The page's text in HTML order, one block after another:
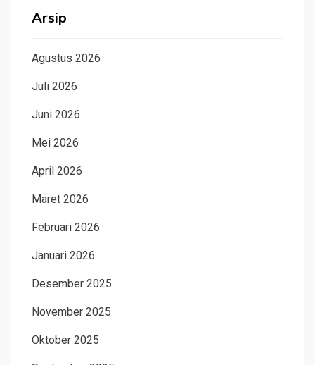
Arsip
Agustus 2026
Juli 2026
Juni 2026
Mei 2026
April 2026
Maret 2026
Februari 2026
Januari 2026
Desember 2025
November 2025
Oktober 2025